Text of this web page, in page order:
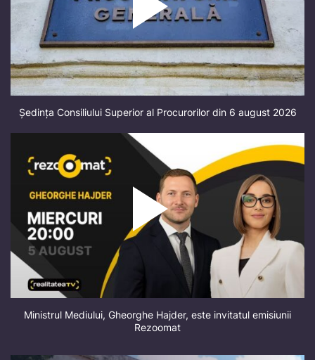
Ședința Consiliului Superior al Procurorilor din 6 august 2026
Ministrul Mediului, Gheorghe Hajder, este invitatul emisiunii
Rezoomat